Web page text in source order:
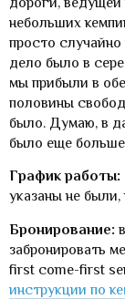
небольших
просто
дело было в
мы прибыли в
половины
было. Думаю, в
было еще
График работы:
указаны не
Бронирование:
забронировать
first come-first
инструкции по